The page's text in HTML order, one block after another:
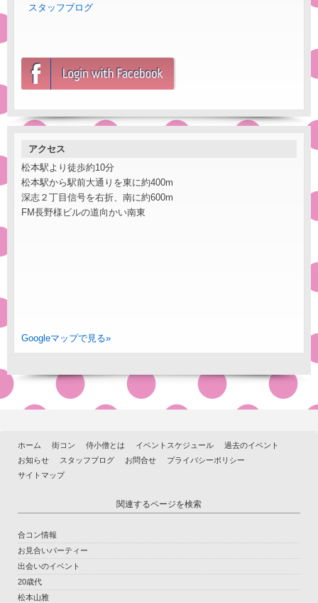
スタッフブログ
アクセス
松本駅より徒歩約10分
松本駅から駅前大通りを東に約400m
深志２丁目信号を右折、南に約600m
FM長野様ビルの道向かい南東
Googleマップで見る»
ホーム 街コン 侍小僧とは イベントスケジュール
過去のイベント
お知らせ
スタッフブログ お問合せ
プライバシーポリシー
サイトマップ
関連するページを検索
合コン情報
お見合いパーティー
出会いのイベント
20歳代
松本山雅